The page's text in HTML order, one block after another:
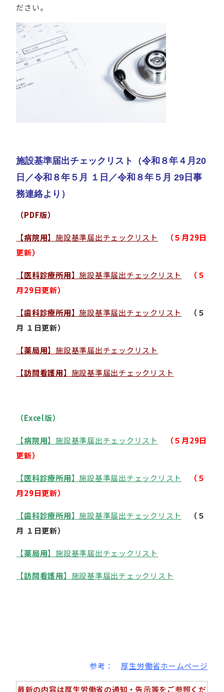
ださい。
施設基準届出チェックリスト
（令和８年４月20
日／令和８年 ５月 １日 ／令和８年 ５月 29日事
務連絡より）
（PDF版）
【病院用】施設基準届出チェックリスト （５月29日
更新）
【医科診療所用】施設基準届出チェックリスト （５
月29日更新）
【歯科診療所用】施設基準届出チェックリスト （５
月 １日更新）
【薬局用】施設基準届出チェックリスト
【訪問看護用】施設基準届出チェックリスト
（Excel版）
【病院用】施設基準届出チェックリスト （５月29日
更新）
【医科診療所用】施設基準届出チェックリスト （５
月29日更新）
【歯科診療所用】施設基準届出チェックリスト （５
月 １日更新）
【薬局用】施設基準届出チェックリスト
【訪問看護用】施設基準届出チェックリスト
参考： 厚生労働省ホームページ
最新の内容は厚生労働省の通知・告示等をご参照くだ